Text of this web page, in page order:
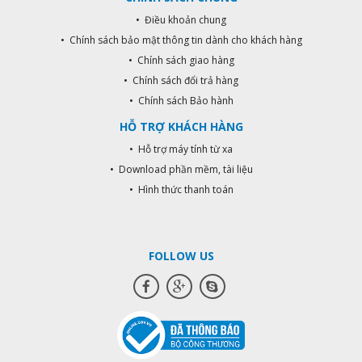
trời tối Công suất tải: 500W (Led),
1500W (sợi đốt)
• Điều khoản chung
• Chính sách bảo mật thông tin dành cho khách hàng
• Chính sách giao hàng
• Chính sách đổi trả hàng
• Chính sách Bảo hành
HỖ TRỢ KHÁCH HÀNG
• Hỗ trợ máy tính từ xa
• Download phần mềm, tài liệu
• Hình thức thanh toán
FOLLOW US